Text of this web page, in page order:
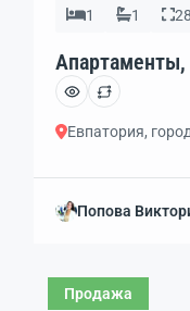
1 1
эт., код: 462228
Евпатория,
Попова
Продажа